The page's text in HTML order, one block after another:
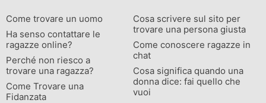
Come trovare un uomo
Ha senso contattare le
ragazze online?
Perché non riesco a
trovare una ragazza?
Come Trovare una
Fidanzata
Cosa scrivere sul sito per
trovare una persona giusta
Come conoscere ragazze in
chat
Cosa significa quando una
donna dice: fai quello che
vuoi